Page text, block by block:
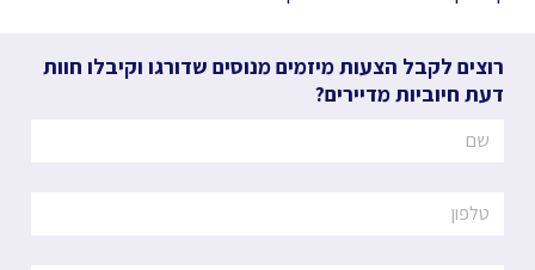
רוצים לקבל הצעות מיזמים מנוסים שדורגו וקיבלו חוות
דעת חיוביות מדיירים?